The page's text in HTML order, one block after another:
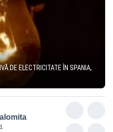
DE ELECTRICITATE ÎN SPANIA,